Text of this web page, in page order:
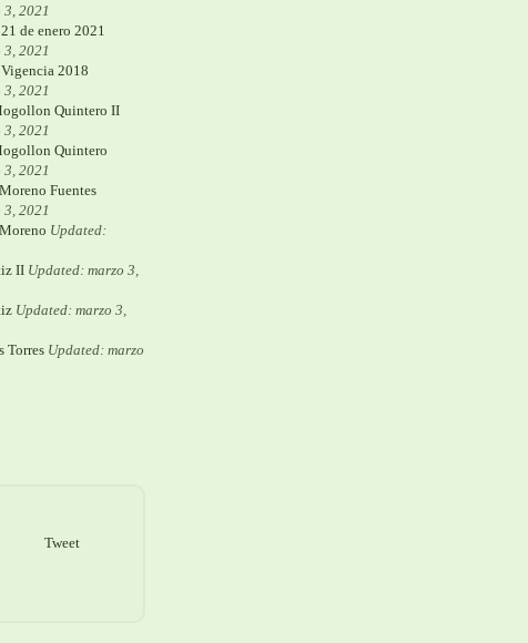
3, 2021
de enero 2021
3, 2021
2018
3, 2021
Quintero II
3, 2021
Quintero
3, 2021
Fuentes
3, 2021
Updated:
II Updated: marzo 3,
Updated: marzo 3,
Torres Updated: marzo
Tweet